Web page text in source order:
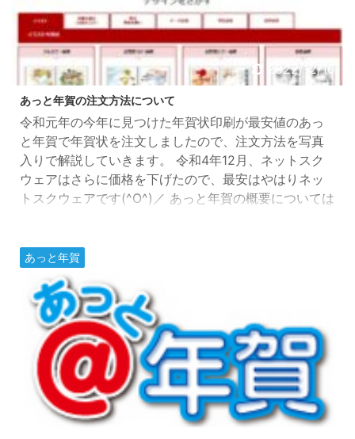
2022/12/10
あっと年賀の注文方法について
令和元年の今年に見つけた年賀状印刷が最安値のあっ
と年賀で年賀状を注文しましたので、注文方法を写真
入りで解説していきます。 令和4年12月、ネットスク
ウェアはさらに価格を下げたので、最安はやはりネッ
トスクウェアです(^O^)／ あっと年賀の概要については
きません。例えば、ある程度レイアウトなどをし終え
て、途中で画面操作していないとタイムアウトして、
今までの操作内容がリセットされてしまいますので、
ご注意ください ...
あっと年賀